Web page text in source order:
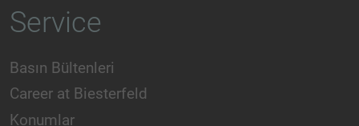
Service
Basın Bültenleri
Career at Biesterfeld
Konumlar